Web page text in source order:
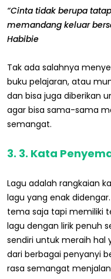
“Cinta tidak berupa
memandang keluar
Habibie
Tak ada salahnya
buku pelajaran, atau
dan bisa juga diberikan
agar bisa sama-sama
semangat.
3. 3. Kata
Lagu adalah rangkaian
lagu yang enak
tema saja tapi memiliki
lagu dengan lirik penuh
sendiri untuk meraih hal
dari berbagai penyanyi
rasa semangat